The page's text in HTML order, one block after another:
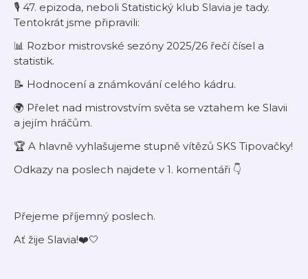
🎙️ 47. epizoda, neboli Statistický klub Slavia je tady.
Tentokrát jsme připravili:
📊 Rozbor mistrovské sezóny 2025/26 řečí čísel a
statistik.
📝 Hodnocení a známkování celého kádru.
🌍 Přelet nad mistrovstvím světa se vztahem ke Slavii
a jejím hráčům.
🏆 A hlavně vyhlašujeme stupně vítězů SKS Tipovačky!
Odkazy na poslech najdete v 1. komentáři 👇
Přejeme příjemný poslech.
Ať žije Slavia!❤️🤍